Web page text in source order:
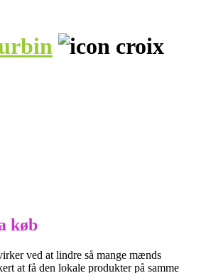
køb
ved at lindre så mange mænds
at få den lokale produkter på samme